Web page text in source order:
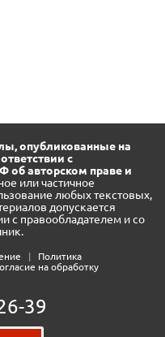
опубликованные на
с
об авторском праве и
или частичное
любых текстовых,
допускается
с правообладателем и со
|
Политика
на обработку
39